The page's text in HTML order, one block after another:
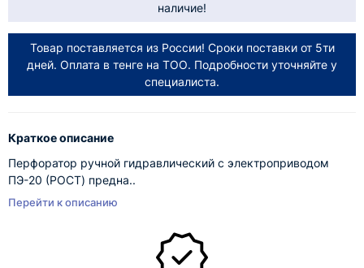
наличие!
Товар поставляется из России! Сроки поставки от 5ти
дней. Оплата в тенге на ТОО. Подробности уточняйте у
специалиста.
Краткое описание
Перфоратор ручной гидравлический с электроприводом
ПЭ-20 (РОСТ) предна..
Перейти к описанию